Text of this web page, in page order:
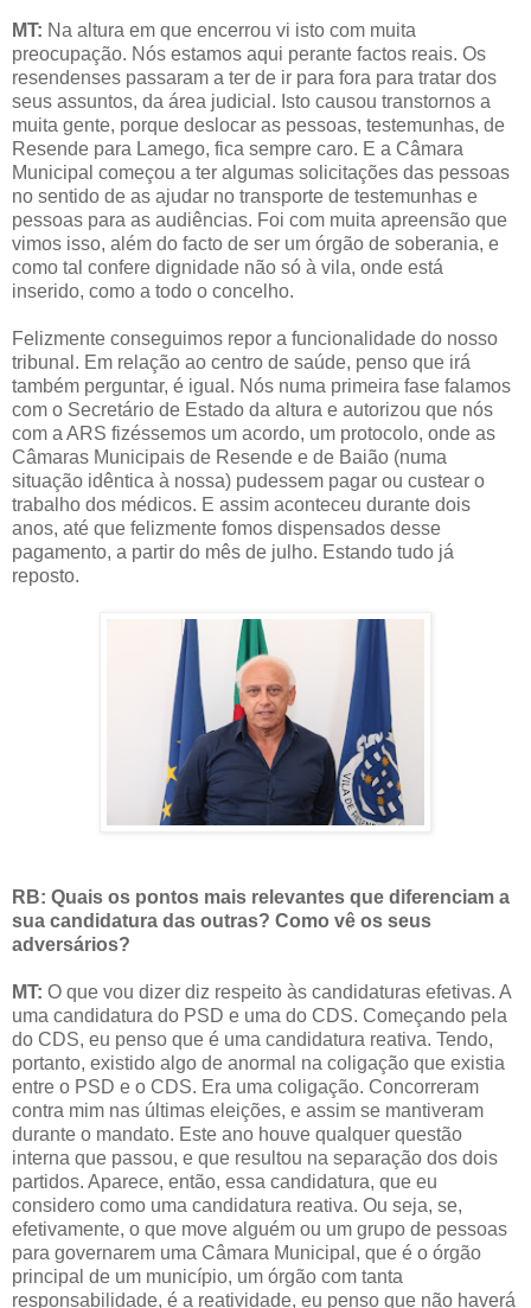
MT: Na altura em que encerrou vi isto com muita
preocupação. Nós estamos aqui perante factos reais. Os
resendenses passaram a ter de ir para fora para tratar dos
seus assuntos, da área judicial. Isto causou transtornos a
muita gente, porque deslocar as pessoas, testemunhas, de
Resende para Lamego, fica sempre caro. E a Câmara
Municipal começou a ter algumas solicitações das pessoas
no sentido de as ajudar no transporte de testemunhas e
pessoas para as audiências. Foi com muita apreensão que
vimos isso, além do facto de ser um órgão de soberania, e
como tal confere dignidade não só à vila, onde está
inserido, como a todo o concelho.
Felizmente conseguimos repor a funcionalidade do nosso
tribunal. Em relação ao centro de saúde, penso que irá
também perguntar, é igual. Nós numa primeira fase falamos
com o Secretário de Estado da altura e autorizou que nós
com a ARS fizéssemos um acordo, um protocolo, onde as
Câmaras Municipais de Resende e de Baião (numa
situação idêntica à nossa) pudessem pagar ou custear o
trabalho dos médicos. E assim aconteceu durante dois
anos, até que felizmente fomos dispensados desse
pagamento, a partir do mês de julho. Estando tudo já
reposto.
RB: Quais os pontos mais relevantes que diferenciam a
sua candidatura das outras? Como vê os seus
adversários?
MT: O que vou dizer diz respeito às candidaturas efetivas. A
uma candidatura do PSD e uma do CDS. Começando pela
do CDS, eu penso que é uma candidatura reativa. Tendo,
portanto, existido algo de anormal na coligação que existia
entre o PSD e o CDS. Era uma coligação. Concorreram
contra mim nas últimas eleições, e assim se mantiveram
durante o mandato. Este ano houve qualquer questão
interna que passou, e que resultou na separação dos dois
partidos. Aparece, então, essa candidatura, que eu
considero como uma candidatura reativa. Ou seja, se,
efetivamente, o que move alguém ou um grupo de pessoas
para governarem uma Câmara Municipal, que é o órgão
principal de um município, um órgão com tanta
responsabilidade, é a reatividade, eu penso que não haverá